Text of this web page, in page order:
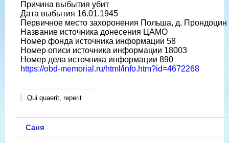
Причина выбытия убит
Дата выбытия 16.01.1945
Первичное место захоронения Польша, д. Прондоцин
Название источника донесения ЦАМО
Номер фонда источника информации 58
Номер описи источника информации 18003
Номер дела источника информации 890
https://obd-memorial.ru/html/info.htm?id=4672268
Qui quaerit, reperit
Саня